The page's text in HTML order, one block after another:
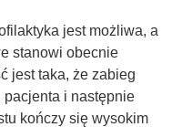
jest możliwa, a
stanowi obecnie
jest taka, że zabieg
pacjenta i następnie
kończy się wysokim